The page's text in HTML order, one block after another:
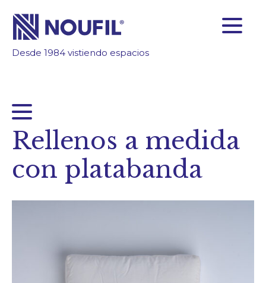
Desde 1984 vistiendo espacios
SOMOS FABRICANTES
TECNOLOGÍA
INSPÍRATE
ÁREA CLIENTES
Empresa
Servicios
Blog/News
Rellenos a medida
con platabanda